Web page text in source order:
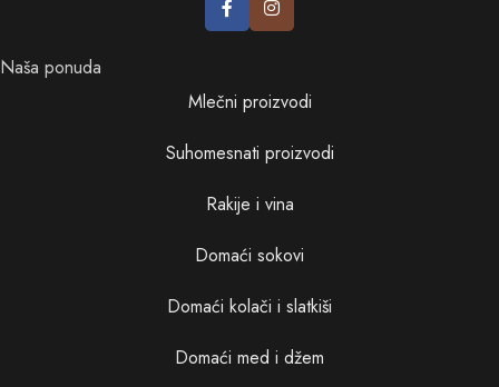
Naša ponuda
Mlečni proizvodi
Suhomesnati proizvodi
Rakije i vina
Domaći sokovi
Domaći kolači i slatkiši
Domaći med i džem